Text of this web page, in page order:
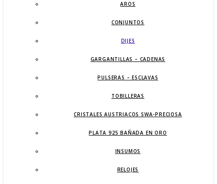
AROS
CONJUNTOS
DIJES
GARGANTILLAS – CADENAS
PULSERAS – ESCLAVAS
TOBILLERAS
CRISTALES AUSTRIACOS SWA-PRECIOSA
PLATA 925 BAÑADA EN ORO
INSUMOS
RELOJES